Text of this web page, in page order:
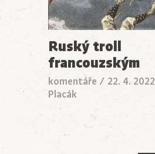
Ruský troll
francouzským
komentáře / 22. 4. 2022
Placák